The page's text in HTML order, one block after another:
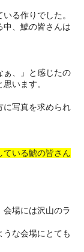
る作りでした。
中、鯱の皆さんは
ぁ、」と感じたの
います。
に写真を求められ
ている鯱の皆さん
会場には沢山のラ
うな会場にとても